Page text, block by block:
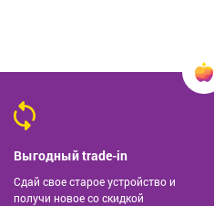
Выгодный trade-in
Сдай свое старое устройство и
получи новое со скидкой